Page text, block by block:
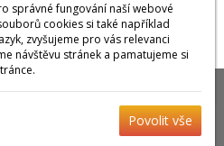
|Přihlásit
našich služeb
souborů cookies.Více
✖
správné fungování naší webové
cookies si také například
zvyšujeme pro vás relevanci
návštěvu stránek a pamatujeme si
Povolit vše